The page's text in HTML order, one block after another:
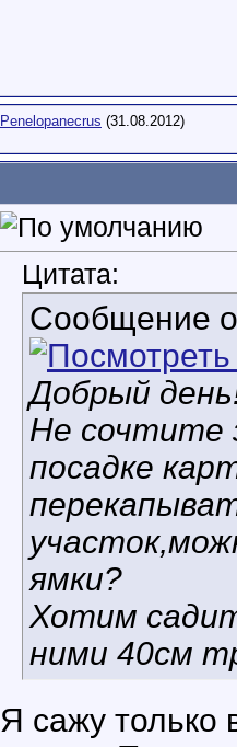
Penelopanecrus (31.08.2012)
Цитата:
Сообщение
Добрый
Не сочтите
посадке
ямки?
Хотим
ними 40см
Я сажу только